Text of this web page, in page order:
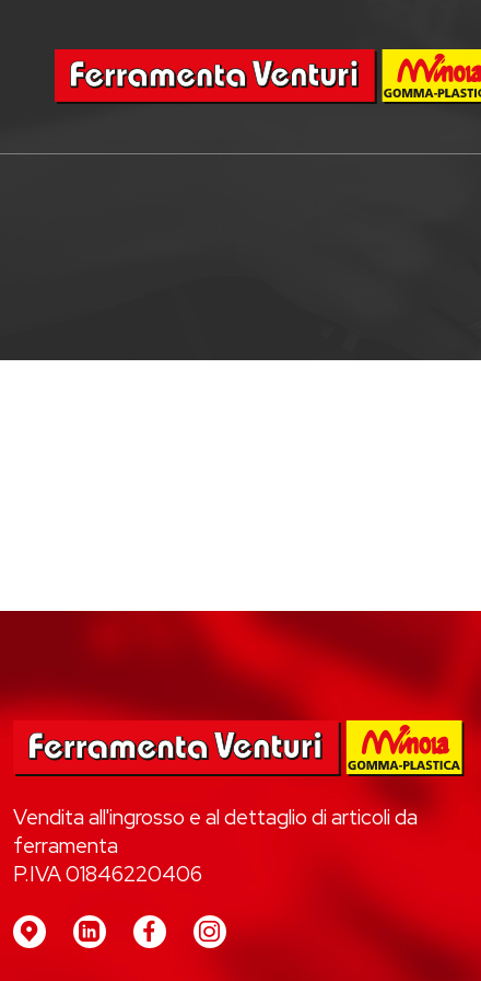
Vendita all'ingrosso e al dettaglio di articoli da
ferramenta
P.IVA 01846220406